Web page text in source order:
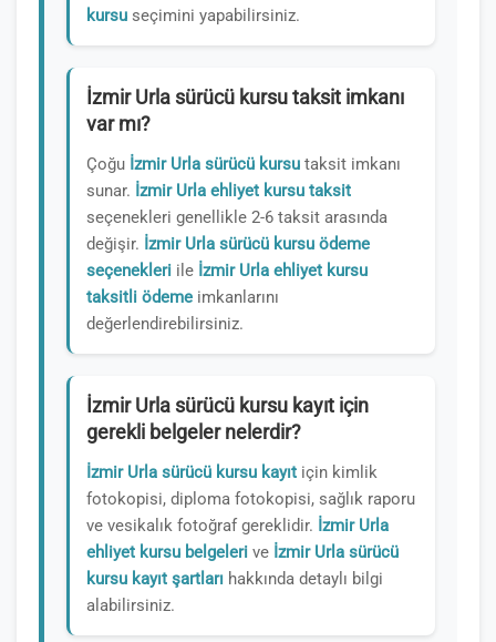
kursu seçimini yapabilirsiniz.
İzmir Urla sürücü kursu taksit imkanı
var mı?
Çoğu İzmir Urla sürücü kursu taksit imkanı
sunar. İzmir Urla ehliyet kursu taksit
seçenekleri genellikle 2-6 taksit arasında
değişir. İzmir Urla sürücü kursu ödeme
seçenekleri ile İzmir Urla ehliyet kursu
taksitli ödeme imkanlarını
değerlendirebilirsiniz.
İzmir Urla sürücü kursu kayıt için
gerekli belgeler nelerdir?
İzmir Urla sürücü kursu kayıt için kimlik
fotokopisi, diploma fotokopisi, sağlık raporu
ve vesikalık fotoğraf gereklidir. İzmir Urla
ehliyet kursu belgeleri ve İzmir Urla sürücü
kursu kayıt şartları hakkında detaylı bilgi
alabilirsiniz.